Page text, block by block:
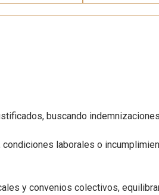
buscando
laborales o
y convenios colectivos,